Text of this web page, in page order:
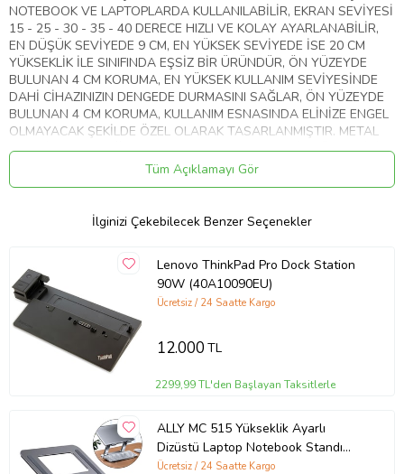
NOTEBOOK VE LAPTOPLARDA KULLANILABİLİR, EKRAN SEVİYESİ
15 - 25 - 30 - 35 - 40 DERECE HIZLI VE KOLAY AYARLANABİLİR,
EN DÜŞÜK SEVİYEDE 9 CM, EN YÜKSEK SEVİYEDE İSE 20 CM
YÜKSEKLİK İLE SINIFINDA EŞSİZ BİR ÜRÜNDÜR, ÖN YÜZEYDE
BULUNAN 4 CM KORUMA, EN YÜKSEK KULLANIM SEVİYESİNDE
DAHİ CİHAZINIZIN DENGEDE DURMASINI SAĞLAR, ÖN YÜZEYDE
BULUNAN 4 CM KORUMA, KULLANIM ESNASINDA ELİNİZE ENGEL
OLMAYACAK ŞEKİLDE ÖZEL OLARAK TASARLANMIŞTIR. METAL
KASA İLE HEM SAĞLAM HEM DE DAYANIKLI PRATİK YÜKSELTİCİ
Ürün Kodu:kcm74253484
Tüm Açıklamayı Gör
İlginizi Çekebilecek Benzer Seçenekler
Lenovo ThinkPad Pro Dock Station
90W (40A10090EU)
Ücretsiz / 24 Saatte Kargo
12.000TL
2299,99 TL'den Başlayan Taksitlerle
ALLY MC 515 Yükseklik Ayarlı
Dizüstü Laptop Notebook Standı
(Füme)
Ücretsiz / 24 Saatte Kargo